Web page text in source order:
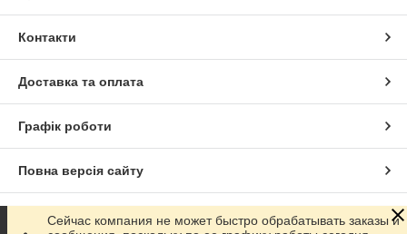
Контакти
Доставка та оплата
Графік роботи
Повна версія сайту
Сайт створено на маркетплейсі Prom.ua
Сейчас компания не может быстро обрабатывать заказы и